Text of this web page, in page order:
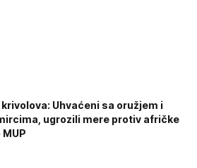
Uhvaćeni sa oružjem i
ugrozili mere protiv afričke